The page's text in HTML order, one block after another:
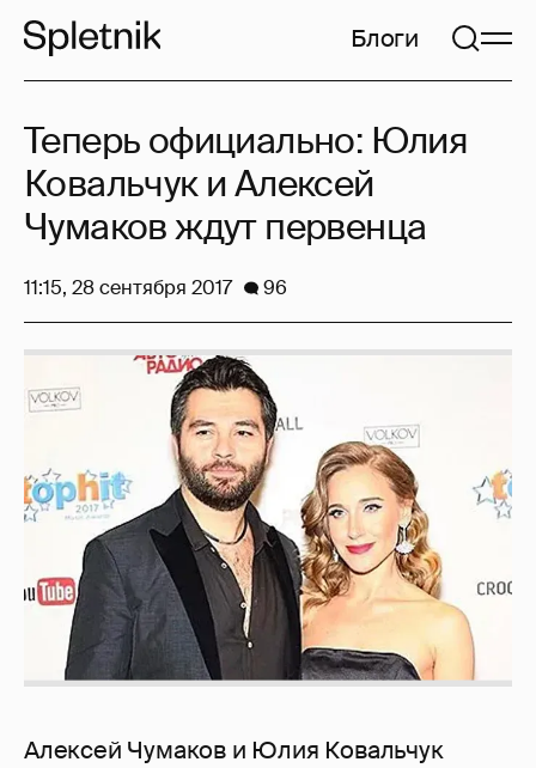
Блоги
Алексей Чумаков и Юлия Ковальчук
Теперь официально: Юлия
Ковальчук и Алексей
Чумаков ждут первенца
11:15, 28 сентября 2017 96